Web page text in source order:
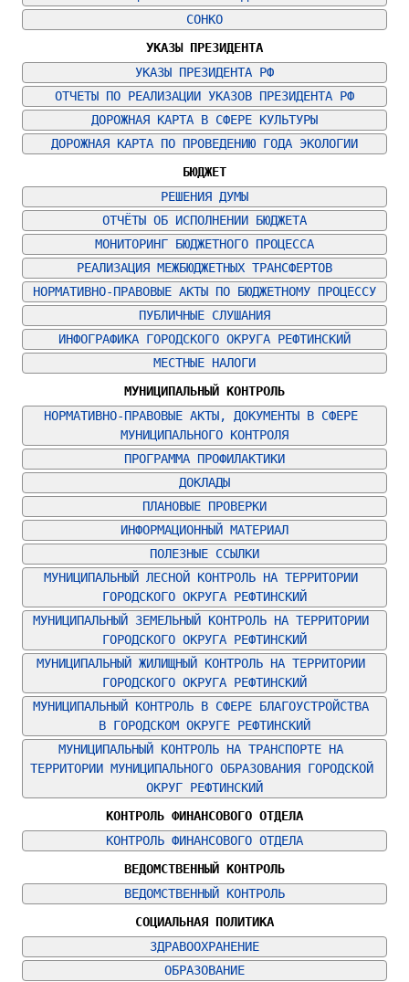
СОНКО
УКАЗЫ ПРЕЗИДЕНТА
УКАЗЫ ПРЕЗИДЕНТА РФ
ОТЧЕТЫ ПО РЕАЛИЗАЦИИ УКАЗОВ ПРЕЗИДЕНТА РФ
ДОРОЖНАЯ КАРТА В СФЕРЕ КУЛЬТУРЫ
ДОРОЖНАЯ КАРТА ПО ПРОВЕДЕНИЮ ГОДА ЭКОЛОГИИ
БЮДЖЕТ
РЕШЕНИЯ ДУМЫ
ОТЧЁТЫ ОБ ИСПОЛНЕНИИ БЮДЖЕТА
МОНИТОРИНГ БЮДЖЕТНОГО ПРОЦЕССА
РЕАЛИЗАЦИЯ МЕЖБЮДЖЕТНЫХ ТРАНСФЕРТОВ
НОРМАТИВНО-ПРАВОВЫЕ АКТЫ ПО БЮДЖЕТНОМУ ПРОЦЕССУ
ПУБЛИЧНЫЕ СЛУШАНИЯ
ИНФОГРАФИКА ГОРОДСКОГО ОКРУГА РЕФТИНСКИЙ
МЕСТНЫЕ НАЛОГИ
МУНИЦИПАЛЬНЫЙ КОНТРОЛЬ
НОРМАТИВНО-ПРАВОВЫЕ АКТЫ, ДОКУМЕНТЫ В СФЕРЕ
МУНИЦИПАЛЬНОГО КОНТРОЛЯ
ПРОГРАММА ПРОФИЛАКТИКИ
ДОКЛАДЫ
ПЛАНОВЫЕ ПРОВЕРКИ
ИНФОРМАЦИОННЫЙ МАТЕРИАЛ
ПОЛЕЗНЫЕ ССЫЛКИ
МУНИЦИПАЛЬНЫЙ ЛЕСНОЙ КОНТРОЛЬ НА ТЕРРИТОРИИ
ГОРОДСКОГО ОКРУГА РЕФТИНСКИЙ
МУНИЦИПАЛЬНЫЙ ЗЕМЕЛЬНЫЙ КОНТРОЛЬ НА ТЕРРИТОРИИ
ГОРОДСКОГО ОКРУГА РЕФТИНСКИЙ
МУНИЦИПАЛЬНЫЙ ЖИЛИЩНЫЙ КОНТРОЛЬ НА ТЕРРИТОРИИ
ГОРОДСКОГО ОКРУГА РЕФТИНСКИЙ
МУНИЦИПАЛЬНЫЙ КОНТРОЛЬ В СФЕРЕ БЛАГОУСТРОЙСТВА
В ГОРОДСКОМ ОКРУГЕ РЕФТИНСКИЙ
МУНИЦИПАЛЬНЫЙ КОНТРОЛЬ НА ТРАНСПОРТЕ НА
ТЕРРИТОРИИ МУНИЦИПАЛЬНОГО ОБРАЗОВАНИЯ ГОРОДСКОЙ
ОКРУГ РЕФТИНСКИЙ
КОНТРОЛЬ ФИНАНСОВОГО ОТДЕЛА
КОНТРОЛЬ ФИНАНСОВОГО ОТДЕЛА
ВЕДОМСТВЕННЫЙ КОНТРОЛЬ
ВЕДОМСТВЕННЫЙ КОНТРОЛЬ
СОЦИАЛЬНАЯ ПОЛИТИКА
ЗДРАВООХРАНЕНИЕ
ОБРАЗОВАНИЕ